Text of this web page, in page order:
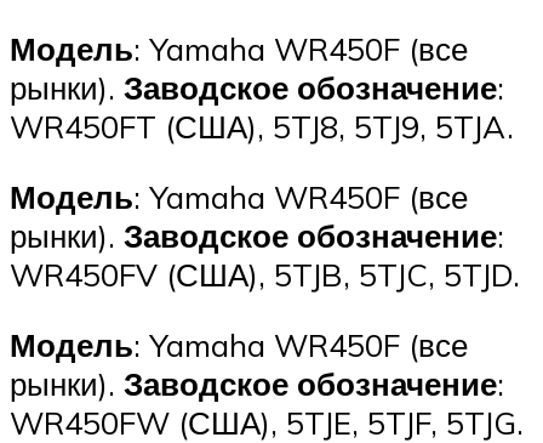
Модель: Yamaha WR450F (все
рынки). Заводское обозначение:
WR450FT (США), 5TJ8, 5TJ9, 5TJA.
Модель: Yamaha WR450F (все
рынки). Заводское обозначение:
WR450FV (США), 5TJB, 5TJC, 5TJD.
Модель: Yamaha WR450F (все
рынки). Заводское обозначение:
WR450FW (США), 5TJE, 5TJF, 5TJG.